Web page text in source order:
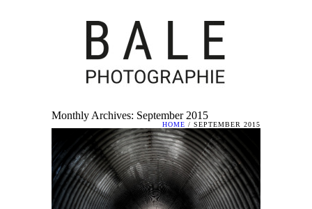
Monthly Archives: September 2015
HOME / SEPTEMBER 2015